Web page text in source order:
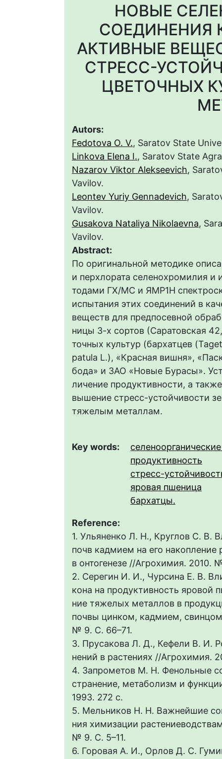
НОВЫЕ
СОЕДИНЕНИЯ
АКТИВНЫЕ
СТРЕСС-
ЦВЕТОЧНЫХ
Autors:
Fedotova О. V., Saratov State
Linkova Elena I., Saratov State
Nazarov Viktor Alekseevich,
Vavilov.
Leontev Yuriy Gennadevich,
Vavilov.
Gusakova Nataliya Nikolaevna,
Vavilov.
Abstract:
По оригинальной методике
и перхлората селенохромилия и
тодами ГХ/МС и ЯМР1Н
испытания этих соединений в
веществ для предпосевной
ницы 3-х сортов (Саратовская
точных культур (бархатцев
patula L.), «Красная вишня»,
бода» и ЗАО «Новые Бурасы».
личение продуктивности, а
вышение стресс-устойчивости
тяжелым металлам.
Key words:
продуктивность
стресс-
яровая пшеница
бархатцы.
Reference:
1. Ульяненко Л. Н., Круглов С. В.
почв кадмием на его накопление
в онтогенезе //Агрохимия. 2010.
2. Серегин И. И., Чурсина Е. В.
кона на продуктивность яровой
ние тяжелых металлов в
почвы цинком, кадмием,
№ 9. С. 66–71.
3. Прусакова Л. Д., Кефели В. И.
нений в растениях //Агрохимия.
4. Запрометов М. Н. Фенольные
странение, метаболизм и
1993. 272 с.
5. Мельников Н. Н. Важнейшие
ния химизации
№ 9. С. 5–11.
6. Горовая А. И., Орлов Д. С.